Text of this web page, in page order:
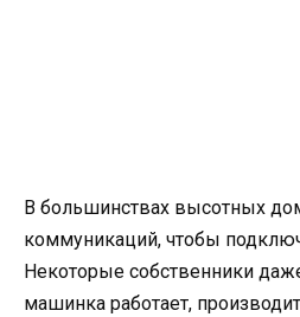
В большинствах высотных
коммуникаций, чтобы
Некоторые собственники
машинка работает,